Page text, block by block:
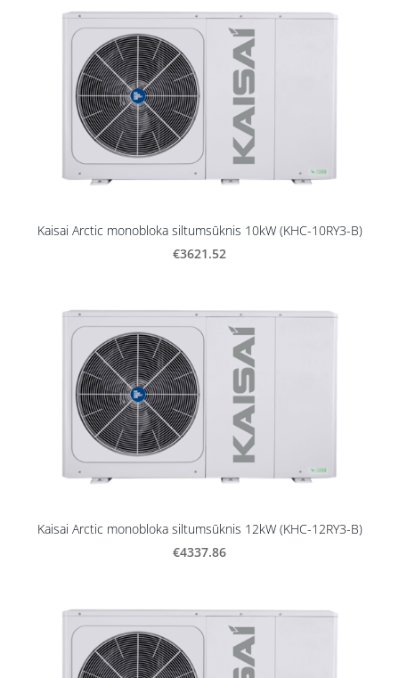
Kaisai Arctic monobloka siltumsūknis 10kW (KHC-10RY3-B)
€3621.52
Kaisai Arctic monobloka siltumsūknis 12kW (KHC-12RY3-B)
€4337.86